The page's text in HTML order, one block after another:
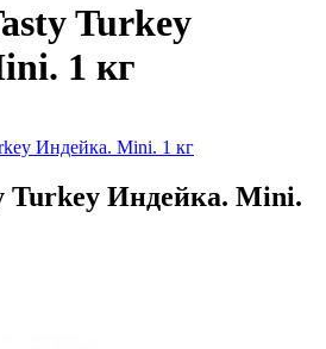
Turkey
1 кг
Индейка. Mini. 1 кг
Turkey Индейка. Mini.